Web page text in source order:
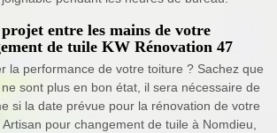
entre les mains de votre
de tuile KW Rénovation 47
la performance de votre toiture ? Sachez que
sont plus en bon état, il sera nécessaire de
si la date prévue pour la rénovation de votre
pour changement de tuile à Nomdieu,